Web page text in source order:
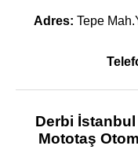
Adres: Tepe
Derbi İstanbul
Mototaş